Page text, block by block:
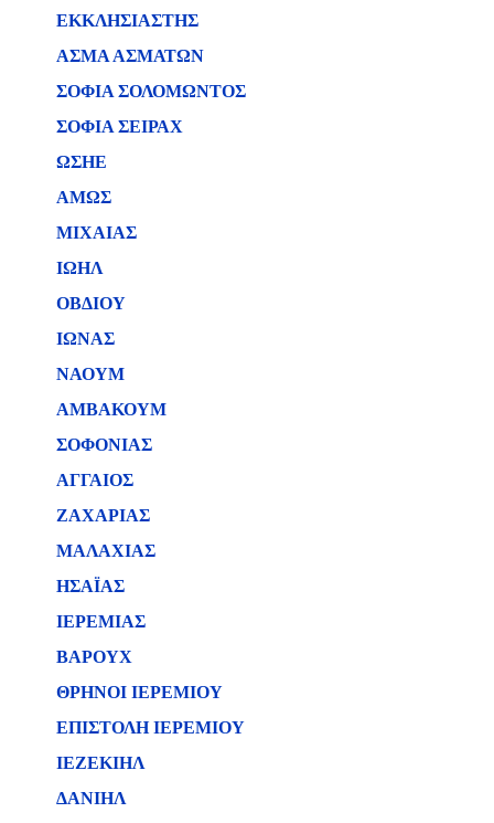
ΕΚΚΛΗΣΙΑΣΤΗΣ
ΑΣΜΑ ΑΣΜΑΤΩΝ
ΣΟΦΙΑ ΣΟΛΟΜΩΝΤΟΣ
ΣΟΦΙΑ ΣΕΙΡΑΧ
ΩΣΗΕ
ΑΜΩΣ
ΜΙΧΑΙΑΣ
ΙΩΗΛ
ΟΒΔΙΟΥ
ΙΩΝΑΣ
ΝΑΟΥΜ
ΑΜΒΑΚΟΥΜ
ΣΟΦΟΝΙΑΣ
ΑΓΓΑΙΟΣ
ΖΑΧΑΡΙΑΣ
ΜΑΛΑΧΙΑΣ
ΗΣΑΪΑΣ
ΙΕΡΕΜΙΑΣ
ΒΑΡΟΥΧ
ΘΡΗΝΟΙ ΙΕΡΕΜΙΟΥ
ΕΠΙΣΤΟΛΗ ΙΕΡΕΜΙΟΥ
ΙΕΖΕΚΙΗΛ
ΔΑΝΙΗΛ